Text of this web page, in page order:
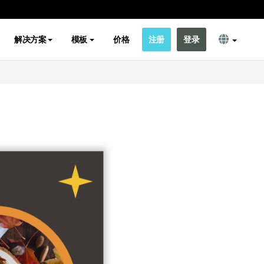
解决方案 模板 价格 注册 登录